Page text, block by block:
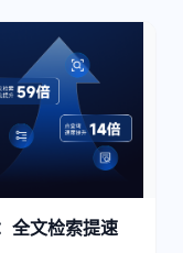
全文检索提速